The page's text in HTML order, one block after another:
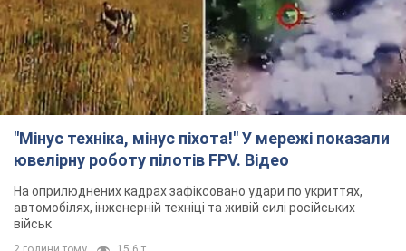
"Мінус техніка, мінус піхота!" У мережі показали
ювелірну роботу пілотів FPV. Відео
На оприлюднених кадрах зафіксовано удари по укриттях,
автомобілях, інженерній техніці та живій силі російських
військ